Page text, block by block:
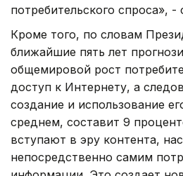
потребительского спроса», -
Кроме того, по словам
ближайшие пять лет
общемировой рост
доступ к Интернету, а
создание и использование
среднем, составит 9
вступают в эру контента,
непосредственно самим